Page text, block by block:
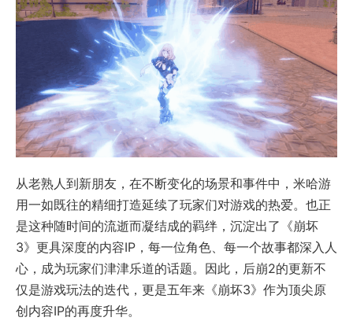
从老熟人到新朋友，在不断变化的场景和事件中，米哈游
用一如既往的精细打造延续了玩家们对游戏的热爱。也正
是这种随时间的流逝而凝结成的羁绊，沉淀出了《崩坏
3》更具深度的内容IP，每一位角色、每一个故事都深入人
心，成为玩家们津津乐道的话题。因此，后崩2的更新不
仅是游戏玩法的迭代，更是五年来《崩坏3》作为顶尖原
创内容IP的再度升华。